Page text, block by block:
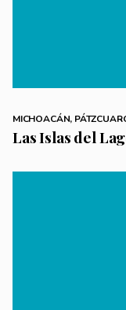
MICHOACÁN,
Las Islas del